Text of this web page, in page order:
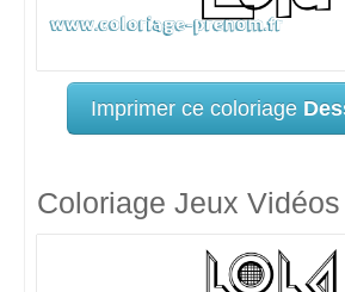
Imprimer ce coloriage
Coloriage Jeux Vidéos